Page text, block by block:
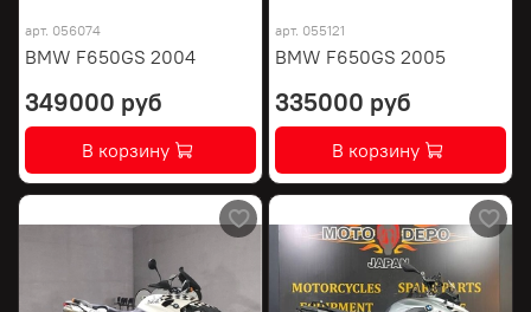
арт. 056074
BMW F650GS 2004
349000 руб
В корзину
арт. 055121
BMW F650GS 2005
335000 руб
В корзину